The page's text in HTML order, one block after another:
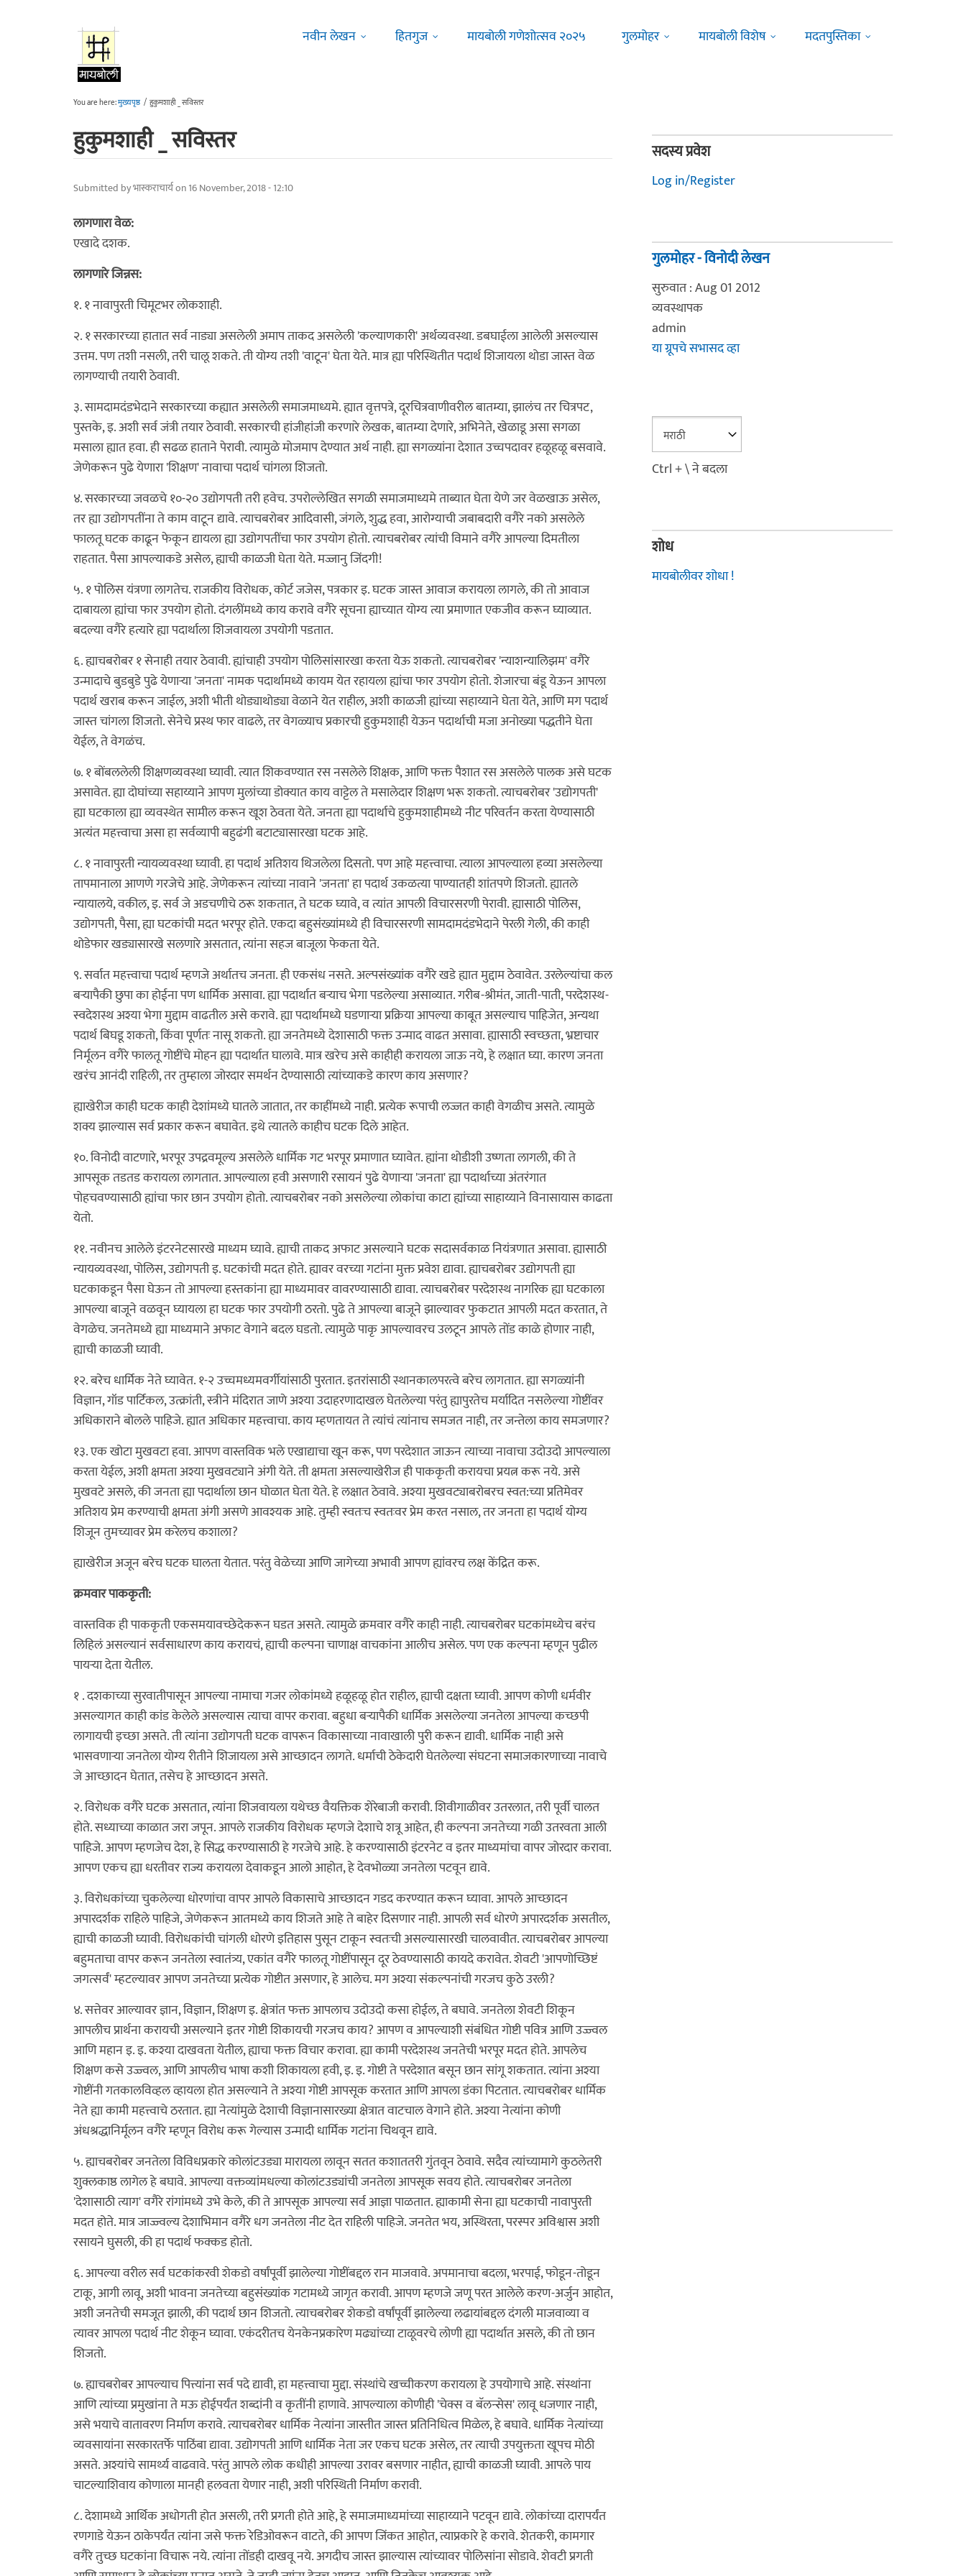
नवीन लेखन
हितगुज मायबोली गणेशोत्सव २०२५ गुलमोहर मायबोली विशेष मदतपुस्तिका
You are here:मुख्यपृष्ठ / हुकुमशाही _ सविस्तर
हुकुमशाही _ सविस्तर
Submitted byभास्कराचार्यon 16 November, 2018 - 12:10
लागणारा वेळ:
एखादे दशक.
लागणारे जिन्नस:
१. १ नावापुरती चिमूटभर लोकशाही.
२. १ सरकारच्या हातात सर्व नाड्या असलेली अमाप ताकद असलेली 'कल्याणकारी' अर्थव्यवस्था. डबघाईला आलेली असल्यास
उत्तम. पण तशी नसली, तरी चालू शकते. ती योग्य तशी 'वाटून' घेता येते. मात्र ह्या परिस्थितीत पदार्थ शिजायला थोडा जास्त वेळ
लागण्याची तयारी ठेवावी.
३. सामदामदंडभेदाने सरकारच्या कह्यात असलेली समाजमाध्यमे. ह्यात वृत्तपत्रे, दूरचित्रवाणीवरील बातम्या, झालंच तर चित्रपट,
पुस्तके, इ. अशी सर्व जंत्री तयार ठेवावी. सरकारची हांजीहांजी करणारे लेखक, बातम्या देणारे, अभिनेते, खेळाडू असा सगळा
मसाला ह्यात हवा. ही सढळ हाताने पेरावी. त्यामुळे मोजमाप देण्यात अर्थ नाही. ह्या सगळ्यांना देशात उच्चपदावर हळूहळू बसवावे.
जेणेकरून पुढे येणारा 'शिक्षण' नावाचा पदार्थ चांगला शिजतो.
४. सरकारच्या जवळचे १०-२० उद्योगपती तरी हवेच. उपरोल्लेखित सगळी समाजमाध्यमे ताब्यात घेता येणे जर वेळखाऊ असेल,
तर ह्या उद्योगपतींना ते काम वाटून द्यावे. त्याचबरोबर आदिवासी, जंगले, शुद्ध हवा, आरोग्याची जबाबदारी वगैरे नको असलेले
फालतू घटक काढून फेकून द्यायला ह्या उद्योगपतींचा फार उपयोग होतो. त्याचबरोबर त्यांची विमाने वगैरे आपल्या दिमतीला
राहतात. पैसा आपल्याकडे असेल, ह्याची काळजी घेता येते. मज्जानु जिंदगी!
५. १ पोलिस यंत्रणा लागतेच. राजकीय विरोधक, कोर्ट जजेस, पत्रकार इ. घटक जास्त आवाज करायला लागले, की तो आवाज
दाबायला ह्यांचा फार उपयोग होतो. दंगलींमध्ये काय करावे वगैरे सूचना ह्याच्यात योग्य त्या प्रमाणात एकजीव करून घ्याव्यात.
बदल्या वगैरे हत्यारे ह्या पदार्थाला शिजवायला उपयोगी पडतात.
६. ह्याचबरोबर १ सेनाही तयार ठेवावी. ह्यांचाही उपयोग पोलिसांसारखा करता येऊ शकतो. त्याचबरोबर 'न्याशन्यालिझम' वगैरे
उन्मादाचे बुडबुडे पुढे येणार्‍या 'जनता' नामक पदार्थामध्ये कायम येत रहायला ह्यांचा फार उपयोग होतो. शेजारचा बंडू येऊन आपला
पदार्थ खराब करून जाईल, अशी भीती थोड्याथोड्या वेळाने येत राहील, अशी काळजी ह्यांच्या सहाय्याने घेता येते, आणि मग पदार्थ
जास्त चांगला शिजतो. सेनेचे प्रस्थ फार वाढले, तर वेगळ्याच प्रकारची हुकुमशाही येऊन पदार्थाची मजा अनोख्या पद्धतीने घेता
येईल, ते वेगळंच.
७. १ बोंबललेली शिक्षणव्यवस्था घ्यावी. त्यात शिकवण्यात रस नसलेले शिक्षक, आणि फक्त पैशात रस असलेले पालक असे घटक
असावेत. ह्या दोघांच्या सहाय्याने आपण मुलांच्या डोक्यात काय वाट्टेल ते मसालेदार शिक्षण भरू शकतो. त्याचबरोबर 'उद्योगपती'
ह्या घटकाला ह्या व्यवस्थेत सामील करून खूश ठेवता येते. जनता ह्या पदार्थाचे हुकुमशाहीमध्ये नीट परिवर्तन करता येण्यासाठी
अत्यंत महत्त्वाचा असा हा सर्वव्यापी बहुढंगी बटाट्यासारखा घटक आहे.
८. १ नावापुरती न्यायव्यवस्था घ्यावी. हा पदार्थ अतिशय थिजलेला दिसतो. पण आहे महत्त्वाचा. त्याला आपल्याला हव्या असलेल्या
तापमानाला आणणे गरजेचे आहे. जेणेकरून त्यांच्या नावाने 'जनता' हा पदार्थ उकळत्या पाण्यातही शांतपणे शिजतो. ह्यातले
न्यायालये, वकील, इ. सर्व जे अडचणीचे ठरू शकतात, ते घटक घ्यावे, व त्यांत आपली विचारसरणी पेरावी. ह्यासाठी पोलिस,
उद्योगपती, पैसा, ह्या घटकांची मदत भरपूर होते. एकदा बहुसंख्यांमध्ये ही विचारसरणी सामदामदंडभेदाने पेरली गेली, की काही
थोडेफार खड्यासारखे सलणारे असतात, त्यांना सहज बाजूला फेकता येते.
९. सर्वात महत्त्वाचा पदार्थ म्हणजे अर्थातच जनता. ही एकसंध नसते. अल्पसंख्यांक वगैरे खडे ह्यात मुद्दाम ठेवावेत. उरलेल्यांचा कल
बर्‍यापैकी छुपा का होईना पण धार्मिक असावा. ह्या पदार्थात बर्‍याच भेगा पडलेल्या असाव्यात. गरीब-श्रीमंत, जाती-पाती, परदेशस्थ-
स्वदेशस्थ अश्या भेगा मुद्दाम वाढतील असे करावे. ह्या पदार्थामध्ये घडणार्‍या प्रक्रिया आपल्या काबूत असल्याच पाहिजेत, अन्यथा
पदार्थ बिघडू शकतो, किंवा पूर्णतः नासू शकतो. ह्या जनतेमध्ये देशासाठी फक्त उन्माद वाढत असावा. ह्यासाठी स्वच्छता, भ्रष्टाचार
निर्मूलन वगैरे फालतू गोष्टींचे मोहन ह्या पदार्थात घालावे. मात्र खरेच असे काहीही करायला जाऊ नये, हे लक्षात घ्या. कारण जनता
खरंच आनंदी राहिली, तर तुम्हाला जोरदार समर्थन देण्यासाठी त्यांच्याकडे कारण काय असणार?
ह्याखेरीज काही घटक काही देशांमध्ये घातले जातात, तर काहींमध्ये नाही. प्रत्येक रूपाची लज्जत काही वेगळीच असते. त्यामुळे
शक्य झाल्यास सर्व प्रकार करून बघावेत. इथे त्यातले काहीच घटक दिले आहेत.
१०. विनोदी वाटणारे, भरपूर उपद्रवमूल्य असलेले धार्मिक गट भरपूर प्रमाणात घ्यावेत. ह्यांना थोडीशी उष्णता लागली, की ते
आपसूक तडतड करायला लागतात. आपल्याला हवी असणारी रसायनं पुढे येणार्‍या 'जनता' ह्या पदार्थाच्या अंतरंगात
पोहचवण्यासाठी ह्यांचा फार छान उपयोग होतो. त्याचबरोबर नको असलेल्या लोकांचा काटा ह्यांच्या साहाय्याने विनासायास काढता
येतो.
११. नवीनच आलेले इंटरनेटसारखे माध्यम घ्यावे. ह्याची ताकद अफाट असल्याने घटक सदासर्वकाळ नियंत्रणात असावा. ह्यासाठी
न्यायव्यवस्था, पोलिस, उद्योगपती इ. घटकांची मदत होते. ह्यावर वरच्या गटांना मुक्त प्रवेश द्यावा. ह्याचबरोबर उद्योगपती ह्या
घटकाकडून पैसा घेऊन तो आपल्या हस्तकांना ह्या माध्यमावर वावरण्यासाठी द्यावा. त्याचबरोबर परदेशस्थ नागरिक ह्या घटकाला
आपल्या बाजूने वळवून घ्यायला हा घटक फार उपयोगी ठरतो. पुढे ते आपल्या बाजूने झाल्यावर फुकटात आपली मदत करतात, ते
वेगळेच. जनतेमध्ये ह्या माध्यमाने अफाट वेगाने बदल घडतो. त्यामुळे पाकृ आपल्यावरच उलटून आपले तोंड काळे होणार नाही,
ह्याची काळजी घ्यावी.
१२. बरेच धार्मिक नेते घ्यावेत. १-२ उच्चमध्यमवर्गीयांसाठी पुरतात. इतरांसाठी स्थानकालपरत्वे बरेच लागतात. ह्या सगळ्यांनी
विज्ञान, गॉड पार्टिकल, उत्क्रांती, स्त्रीने मंदिरात जाणे अश्या उदाहरणादाखल घेतलेल्या परंतु ह्यापुरतेच मर्यादित नसलेल्या गोष्टींवर
अधिकाराने बोलले पाहिजे. ह्यात अधिकार महत्त्वाचा. काय म्हणतायत ते त्यांचं त्यांनाच समजत नाही, तर जन्तेला काय समजणार?
१३. एक खोटा मुखवटा हवा. आपण वास्तविक भले एखाद्याचा खून करू, पण परदेशात जाऊन त्याच्या नावाचा उदोउदो आपल्याला
करता येईल, अशी क्षमता अश्या मुखवट्याने अंगी येते. ती क्षमता असल्याखेरीज ही पाककृती करायचा प्रयत्न करू नये. असे
मुखवटे असले, की जनता ह्या पदार्थाला छान घोळात घेता येते. हे लक्षात ठेवावे. अश्या मुखवट्याबरोबरच स्वत:च्या प्रतिमेवर
अतिशय प्रेम करण्याची क्षमता अंगी असणे आवश्यक आहे. तुम्ही स्वतःच स्वतःवर प्रेम करत नसाल, तर जनता हा पदार्थ योग्य
शिजून तुमच्यावर प्रेम करेलच कशाला?
ह्याखेरीज अजून बरेच घटक घालता येतात. परंतु वेळेच्या आणि जागेच्या अभावी आपण ह्यांवरच लक्ष केंद्रित करू.
क्रमवार पाककृती:
वास्तविक ही पाककृती एकसमयावच्छेदेकरून घडत असते. त्यामुळे क्रमवार वगैरे काही नाही. त्याचबरोबर घटकांमध्येच बरंच
लिहिलं असल्यानं सर्वसाधारण काय करायचं, ह्याची कल्पना चाणाक्ष वाचकांना आलीच असेल. पण एक कल्पना म्हणून पुढील
पायर्‍या देता येतील.
१ . दशकाच्या सुरवातीपासून आपल्या नामाचा गजर लोकांमध्ये हळूहळू होत राहील, ह्याची दक्षता घ्यावी. आपण कोणी धर्मवीर
असल्यागत काही कांड केलेले असल्यास त्याचा वापर करावा. बहुधा बर्‍यापैकी धार्मिक असलेल्या जनतेला आपल्या कच्छपी
लागायची इच्छा असते. ती त्यांना उद्योगपती घटक वापरून विकासाच्या नावाखाली पुरी करून द्यावी. धार्मिक नाही असे
भासवणार्‍या जनतेला योग्य रीतीने शिजायला असे आच्छादन लागते. धर्माची ठेकेदारी घेतलेल्या संघटना समाजकारणाच्या नावाचे
जे आच्छादन घेतात, तसेच हे आच्छादन असते.
२. विरोधक वगैरे घटक असतात, त्यांना शिजवायला यथेच्छ वैयक्तिक शेरेबाजी करावी. शिवीगाळीवर उतरलात, तरी पूर्वी चालत
होते. सध्याच्या काळात जरा जपून. आपले राजकीय विरोधक म्हणजे देशाचे शत्रू आहेत, ही कल्पना जनतेच्या गळी उतरवता आली
पाहिजे. आपण म्हणजेच देश, हे सिद्ध करण्यासाठी हे गरजेचे आहे. हे करण्यासाठी इंटरनेट व इतर माध्यमांचा वापर जोरदार करावा.
आपण एकच ह्या धरतीवर राज्य करायला देवाकडून आलो आहोत, हे देवभोळ्या जनतेला पटवून द्यावे.
३. विरोधकांच्या चुकलेल्या धोरणांचा वापर आपले विकासाचे आच्छादन गडद करण्यात करून घ्यावा. आपले आच्छादन
अपारदर्शक राहिले पाहिजे, जेणेकरून आतमध्ये काय शिजते आहे ते बाहेर दिसणार नाही. आपली सर्व धोरणे अपारदर्शक असतील,
ह्याची काळजी घ्यावी. विरोधकांची चांगली धोरणे इतिहास पुसून टाकून स्वतःची असल्यासारखी चालवावीत. त्याचबरोबर आपल्या
बहुमताचा वापर करून जनतेला स्वातंत्र्य, एकांत वगैरे फालतू गोष्टींपासून दूर ठेवण्यासाठी कायदे करावेत. शेवटी 'आपणोच्छिष्टं
जगत्सर्वं' म्हटल्यावर आपण जनतेच्या प्रत्येक गोष्टीत असणार, हे आलेच. मग अश्या संकल्पनांची गरजच कुठे उरली?
४. सत्तेवर आल्यावर ज्ञान, विज्ञान, शिक्षण इ. क्षेत्रांत फक्त आपलाच उदोउदो कसा होईल, ते बघावे. जनतेला शेवटी शिकून
आपलीच प्रार्थना करायची असल्याने इतर गोष्टी शिकायची गरजच काय? आपण व आपल्याशी संबंधित गोष्टी पवित्र आणि उज्ज्वल
आणि महान इ. इ. कश्या दाखवता येतील, ह्याचा फक्त विचार करावा. ह्या कामी परदेशस्थ जनतेची भरपूर मदत होते. आपलेच
शिक्षण कसे उज्ज्वल, आणि आपलीच भाषा कशी शिकायला हवी, इ. इ. गोष्टी ते परदेशात बसून छान सांगू शकतात. त्यांना अश्या
गोष्टींनी गतकालविव्हल व्हायला होत असल्याने ते अश्या गोष्टी आपसूक करतात आणि आपला डंका पिटतात. त्याचबरोबर धार्मिक
नेते ह्या कामी महत्त्वाचे ठरतात. ह्या नेत्यांमुळे देशाची विज्ञानासारख्या क्षेत्रात वाटचाल वेगाने होते. अश्या नेत्यांना कोणी
अंधश्रद्धानिर्मूलन वगैरे म्हणून विरोध करू गेल्यास उन्मादी धार्मिक गटांना चिथवून द्यावे.
५. ह्याचबरोबर जनतेला विविधप्रकारे कोलांटउड्या मारायला लावून सतत कशाततरी गुंतवून ठेवावे. सदैव त्यांच्यामागे कुठलेतरी
शुक्लकाष्ठ लागेल हे बघावे. आपल्या वक्तव्यांमधल्या कोलांटउड्यांची जनतेला आपसूक सवय होते. त्याचबरोबर जनतेला
'देशासाठी त्याग' वगैरे रांगांमध्ये उभे केले, की ते आपसूक आपल्या सर्व आज्ञा पाळतात. ह्याकामी सेना ह्या घटकाची नावापुरती
मदत होते. मात्र जाज्ज्वल्य देशाभिमान वगैरे धग जनतेला नीट देत राहिली पाहिजे. जनतेत भय, अस्थिरता, परस्पर अविश्वास अशी
रसायने घुसली, की हा पदार्थ फक्कड होतो.
६. आपल्या वरील सर्व घटकांकरवी शेकडो वर्षांपूर्वी झालेल्या गोष्टींबद्दल रान माजवावे. अपमानाचा बदला, भरपाई, फोडून-तोडून
टाकू, आगी लावू, अशी भावना जनतेच्या बहुसंख्यांक गटामध्ये जागृत करावी. आपण म्हणजे जणू परत आलेले करण-अर्जुन आहोत,
अशी जनतेची समजूत झाली, की पदार्थ छान शिजतो. त्याचबरोबर शेकडो वर्षांपूर्वी झालेल्या लढायांबद्दल दंगली माजवाव्या व
त्यावर आपला पदार्थ नीट शेकून घ्यावा. एकंदरीतच येनकेनप्रकारेण मढ्यांच्या टाळूवरचे लोणी ह्या पदार्थात असले, की तो छान
शिजतो.
७. ह्याचबरोबर आपल्याच पित्त्यांना सर्व पदे द्यावी, हा महत्त्वाचा मुद्दा. संस्थांचे खच्चीकरण करायला हे उपयोगाचे आहे. संस्थांना
आणि त्यांच्या प्रमुखांना ते मऊ होईपर्यंत शब्दांनी व कृतींनी हाणावे. आपल्याला कोणीही 'चेक्स व बॅलन्सेस' लावू धजणार नाही,
असे भयाचे वातावरण निर्माण करावे. त्याचबरोबर धार्मिक नेत्यांना जास्तीत जास्त प्रतिनिधित्व मिळेल, हे बघावे. धार्मिक नेत्यांच्या
व्यवसायांना सरकारतर्फे पाठिंबा द्यावा. उद्योगपती आणि धार्मिक नेता जर एकच घटक असेल, तर त्याची उपयुक्तता खूपच मोठी
असते. अश्यांचे सामर्थ्य वाढवावे. परंतु आपले लोक कधीही आपल्या उरावर बसणार नाहीत, ह्याची काळजी घ्यावी. आपले पाय
चाटल्याशिवाय कोणाला मानही हलवता येणार नाही, अशी परिस्थिती निर्माण करावी.
८. देशामध्ये आर्थिक अधोगती होत असली, तरी प्रगती होते आहे, हे समाजमाध्यमांच्या साहाय्याने पटवून द्यावे. लोकांच्या दारापर्यंत
रणगाडे येऊन ठाकेपर्यंत त्यांना जसे फक्त रेडिओवरून वाटते, की आपण जिंकत आहोत, त्याप्रकारे हे करावे. शेतकरी, कामगार
वगैरे तुच्छ घटकांना विचारू नये. त्यांना तोंडही दाखवू नये. अगदीच जास्त झाल्यास त्यांच्यावर पोलिसांना सोडावे. शेवटी प्रगती
सदस्य प्रवेश
Log in/Register
गुलमोहर - विनोदी लेखन
सुरुवात : Aug 01 2012
व्यवस्थापक
admin
या ग्रूपचे सभासद व्हा
Ctrl + \ ने बदला
शोध
मायबोलीवर शोधा !